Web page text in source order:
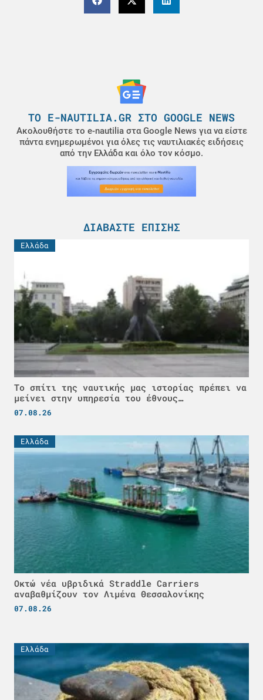
ΤΟ E-NAUTILIA.GR ΣΤΟ GOOGLE NEWS
Ακολουθήστε το e-nautilia στα Google News για να είστε
πάντα ενημερωμένοι για όλες τις ναυτιλιακές ειδήσεις
από την Ελλάδα και όλο τον κόσμο.
ΔΙΑΒΆΣΤΕ ΕΠΊΣΗΣ
Ελλάδα
Το σπίτι της ναυτικής μας ιστορίας πρέπει να
μείνει στην υπηρεσία του έθνους…
07.08.26
Ελλάδα
Οκτώ νέα υβριδικά Straddle Carriers
αναβαθμίζουν τον Λιμένα Θεσσαλονίκης
07.08.26
Ελλάδα